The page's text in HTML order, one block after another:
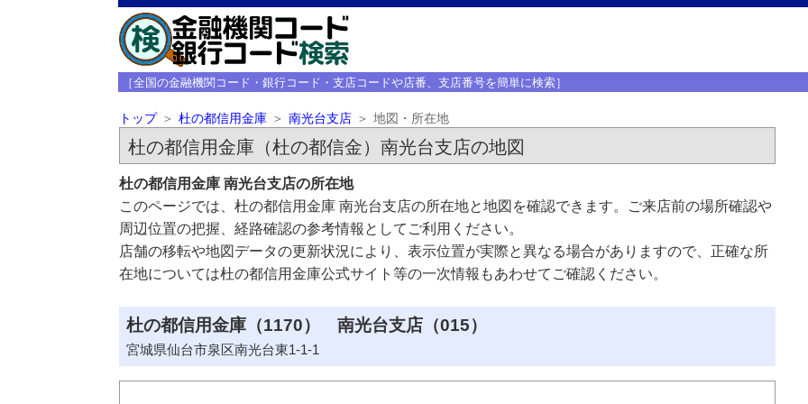
［全国の金融機関コード・銀行コード・支店コードや店番、支店番号を簡単に検索］
トップ 杜の都信用金庫 南光台支店 地図・所在地
杜の都信用金庫（杜の都信金）南光台支店の地図
杜の都信用金庫 南光台支店の所在地
このページでは、杜の都信用金庫 南光台支店の所在地と地図を確認できます。ご来店前の場所確認や
周辺位置の把握、経路確認の参考情報としてご利用ください。
店舗の移転や地図データの更新状況により、表示位置が実際と異なる場合がありますので、正確な所
在地については杜の都信用金庫公式サイト等の一次情報もあわせてご確認ください。
杜の都信用金庫（1170） 南光台支店（015）
宮城県仙台市泉区南光台東1-1-1